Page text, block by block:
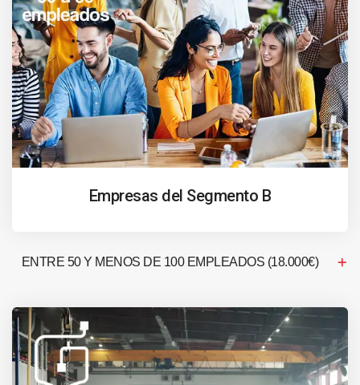
Empresas del Segmento B
ENTRE 50 Y MENOS DE 100 EMPLEADOS (18.000€)